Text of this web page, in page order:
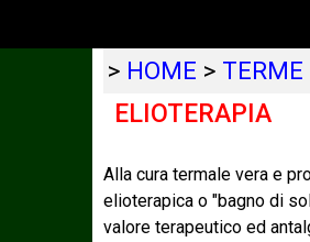
> HOME > TERME
ELIOTERAPIA
Alla cura termale vera e
elioterapica o "bagno di
valore terapeutico ed